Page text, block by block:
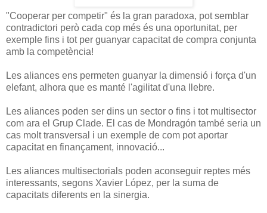
"Cooperar per competir" és la gran paradoxa, pot semblar
contradictori però cada cop més és una oportunitat, per
exemple fins i tot per guanyar capacitat de compra conjunta
amb la competència!
Les aliances ens permeten guanyar la dimensió i força d'un
elefant, alhora que es manté l'agilitat d'una llebre.
Les aliances poden ser dins un sector o fins i tot multisector
com ara el Grup Clade. El cas de Mondragón també seria un
cas molt transversal i un exemple de com pot aportar
capacitat en finançament, innovació...
Les aliances multisectorials poden aconseguir reptes més
interessants, segons Xavier López, per la suma de
capacitats diferents en la sinergia.